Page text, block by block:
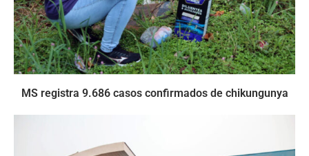
MS registra 9.686 casos confirmados de chikungunya